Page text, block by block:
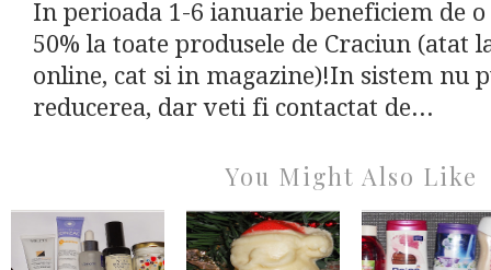
In perioada 1-6 ianuarie beneficiem de
50% la toate produsele de Craciun (atat
online, cat si in magazine)!In sistem nu
reducerea, dar veti fi contactat de...
You Might Also Like